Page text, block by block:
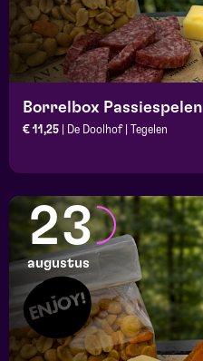
Borrelbox Passiespelen
€ 11,25 | De Doolhof | Tegelen
23
augustus